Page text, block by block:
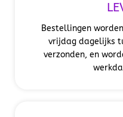
Bestellingen
vrijdag dagelijks
verzonden, en